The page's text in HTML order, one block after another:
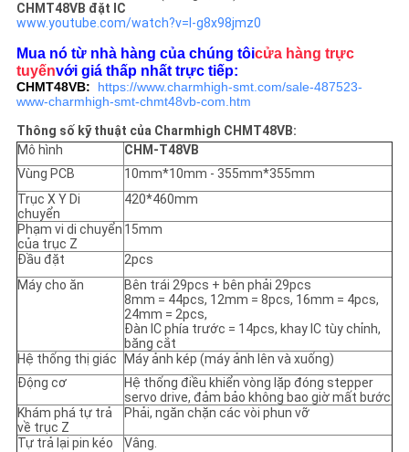
CHMT48VB đặt IC
www.youtube.com/watch?v=I-g8x98jmz0
Mua nó từ nhà hàng của chúng tôicửa hàng trực
tuyếnvới giá thấp nhất trực tiếp:
CHMT48VB:
https://www.charmhigh-smt.com/sale-487523-
www-charmhigh-smt-chmt48vb-com.htm
Thông số kỹ thuật của Charmhigh CHMT48VB:
Mô hình
CHM-T48VB
Vùng PCB
10mm*10mm - 355mm*355mm
Trục X Y Di
chuyển
420*460mm
Phạm vi di chuyển
của trục Z
15mm
Đầu đặt
2pcs
Máy cho ăn
Bên trái 29pcs + bên phải 29pcs
8mm = 44pcs, 12mm = 8pcs, 16mm = 4pcs,
24mm = 2pcs,
Đàn IC phía trước = 14pcs, khay IC tùy chỉnh,
băng cắt
Hệ thống thị giác
Máy ảnh kép (máy ảnh lên và xuống)
Động cơ
Hệ thống điều khiển vòng lặp đóng stepper
servo drive, đảm bảo không bao giờ mất bước
Khám phá tự trả
về trục Z
Phải, ngăn chặn các vòi phun vỡ
Tự trả lại pin kéo
Vâng.